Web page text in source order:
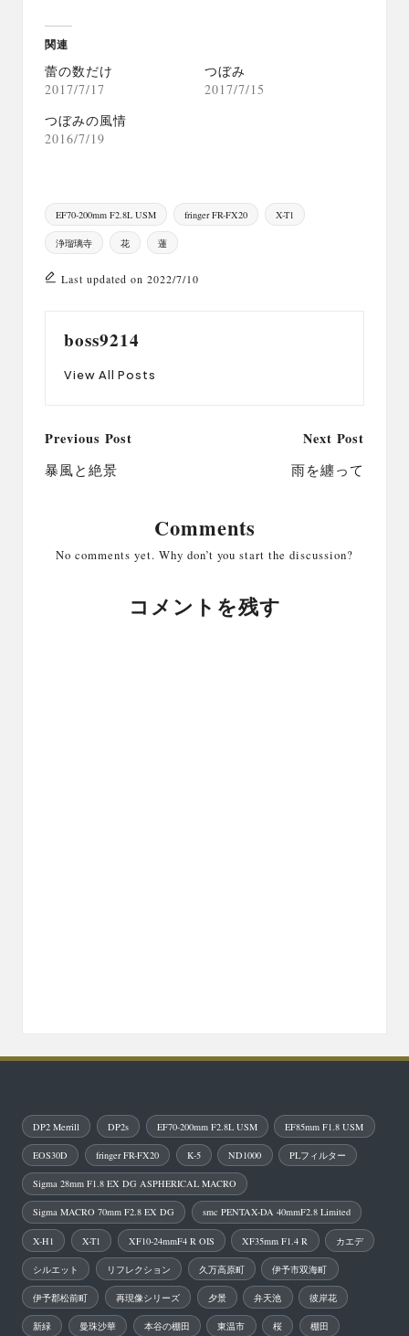
関連
蕾の数だけ
2017/7/17
つぼみ
2017/7/15
つぼみの風情
2016/7/19
Tags:
EF70-200mm F2.8L USM fringer FR-FX20 X-T1
浄瑠璃寺 花 蓮
Last updated on 2022/7/10
boss9214
View All Posts
Post
navigation
Previous Post
暴風と絶景
Next Post
雨を纏って
Comments
No comments yet. Why don’t you start the discussion?
コメントを残す
DP2 Merrill DP2s EF70-200mm F2.8L USM EF85mm F1.8 USM
EOS30D fringer FR-FX20 K-5 ND1000 PLフィルター
Sigma 28mm F1.8 EX DG ASPHERICAL MACRO
Sigma MACRO 70mm F2.8 EX DG smc PENTAX-DA 40mmF2.8 Limited
X-H1 X-T1 XF10-24mmF4 R OIS XF35mm F1.4 R カエデ
シルエット リフレクション 久万高原町 伊予市双海町
伊予郡松前町 再現像シリーズ 夕景 弁天池 彼岸花
新緑 曼珠沙華 本谷の棚田 東温市 桜 棚田